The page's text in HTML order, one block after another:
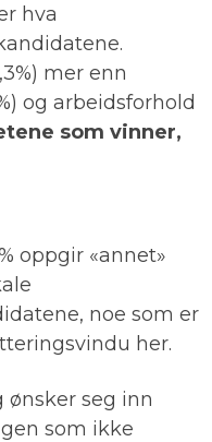
hva
mer enn
og arbeidsforhold
som vinner,
oppgir «annet»
noe som er
her.
seg inn
som ikke